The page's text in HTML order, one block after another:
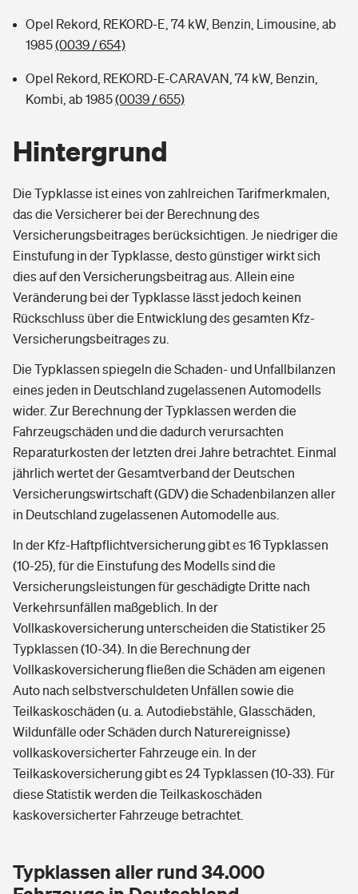
Opel Rekord, REKORD-E, 74 kW, Benzin, Limousine, ab
1985(0039 / 654)
Opel Rekord, REKORD-E-CARAVAN, 74 kW, Benzin,
Kombi, ab 1985(0039 / 655)
Hintergrund
Die Typklasse ist eines von zahlreichen Tarifmerkmalen,
das die Versicherer bei der Berechnung des
Versicherungsbeitrages berücksichtigen. Je niedriger die
Einstufung in der Typklasse, desto günstiger wirkt sich
dies auf den Versicherungsbeitrag aus. Allein eine
Veränderung bei der Typklasse lässt jedoch keinen
Rückschluss über die Entwicklung des gesamten Kfz-
Versicherungsbeitrages zu.
Die Typklassen spiegeln die Schaden- und Unfallbilanzen
eines jeden in Deutschland zugelassenen Automodells
wider. Zur Berechnung der Typklassen werden die
Fahrzeugschäden und die dadurch verursachten
Reparaturkosten der letzten drei Jahre betrachtet. Einmal
jährlich wertet der Gesamtverband der Deutschen
Versicherungswirtschaft (GDV) die Schadenbilanzen aller
in Deutschland zugelassenen Automodelle aus.
In der Kfz-Haftpflichtversicherung gibt es 16 Typklassen
(10-25), für die Einstufung des Modells sind die
Versicherungsleistungen für geschädigte Dritte nach
Verkehrsunfällen maßgeblich. In der
Vollkaskoversicherung unterscheiden die Statistiker 25
Typklassen (10-34). In die Berechnung der
Vollkaskoversicherung fließen die Schäden am eigenen
Auto nach selbstverschuldeten Unfällen sowie die
Teilkaskoschäden (u. a. Autodiebstähle, Glasschäden,
Wildunfälle oder Schäden durch Naturereignisse)
vollkaskoversicherter Fahrzeuge ein. In der
Teilkaskoversicherung gibt es 24 Typklassen (10-33). Für
diese Statistik werden die Teilkaskoschäden
kaskoversicherter Fahrzeuge betrachtet.
Typklassen aller rund 34.000